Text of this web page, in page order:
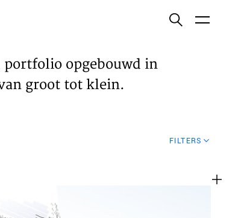
portfolio opgebouwd in
groot tot klein.
FILTERS